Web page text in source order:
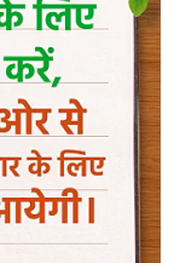
अतिरिक्त,
करने और उनसे
की विनती की। वे
के निर्देशों के
परमेश्वर
सच्चा और
था और वास्तविक